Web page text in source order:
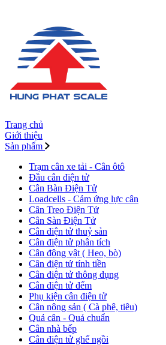
Trang chủ
Giới thiệu
Sản phẩm
Trạm cân xe tải - Cân ôtô
Đầu cân điện tử
Cân Bàn Điện Tử
Loadcells - Cảm ứng lực cân
Cân Treo Điện Tử
Cân Sàn Điện Tử
Cân điện tử thuỷ sản
Cân điện tử phân tích
Cân động vật ( Heo, bò)
Cân điện tử tính tiền
Cân điện tử thông dụng
Cân điện tử đếm
Phụ kiện cân điện tử
Cân nông sản ( Cà phê, tiêu)
Quả cân - Quả chuẩn
Cân nhà bếp
Cân điện tử ghế ngồi